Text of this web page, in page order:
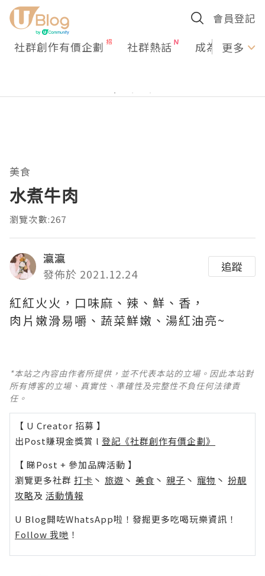
會員登記
社群創作有價企劃 社群熱話 成為U更多
美食
水煮牛肉
瀏覽次數:267
瀛瀛
發佈於 2021.12.24
追蹤
紅紅火火，口味麻、辣、鮮、香，
肉片嫩滑易嚼、蔬菜鮮嫩、湯紅油亮~
*本站之內容由作者所提供，並不代表本站的立場。因此本站對
所有博客的立場、真實性、準確性及完整性不負任何法律責
任。
【 U Creator 招募 】
出Post賺現金獎賞 l 登記《社群創作有價企劃》
【 睇Post + 參加品牌活動 】
瀏覽更多社群 打卡 丶 旅遊 丶 美食 丶 親子 丶 寵物 丶 扮靚
攻略及 活動情報
U Blog開咗WhatsApp啦！發掘更多吃喝玩樂資訊！
Follow 我哋 ！